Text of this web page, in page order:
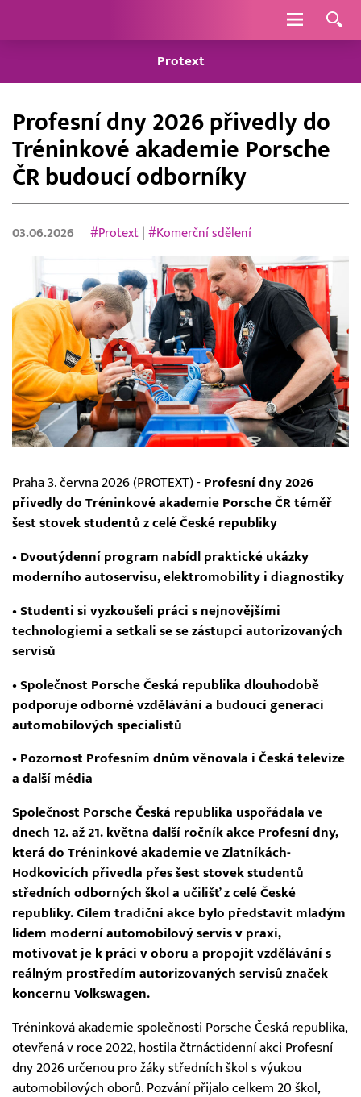
Navigace
Protext
Profesní dny 2026 přivedly do
Tréninkové akademie Porsche
ČR budoucí odborníky
03.06.2026 #Protext |#Komerční sdělení
Praha 3. června 2026 (PROTEXT) - Profesní dny 2026
přivedly do Tréninkové akademie Porsche ČR téměř
šest stovek studentů z celé České republiky
• Dvoutýdenní program nabídl praktické ukázky
moderního autoservisu, elektromobility i diagnostiky
• Studenti si vyzkoušeli práci s nejnovějšími
technologiemi a setkali se se zástupci autorizovaných
servisů
• Společnost Porsche Česká republika dlouhodobě
podporuje odborné vzdělávání a budoucí generaci
automobilových specialistů
• Pozornost Profesním dnům věnovala i Česká televize
a další média
Společnost Porsche Česká republika uspořádala ve
dnech 12. až 21. května další ročník akce Profesní dny,
která do Tréninkové akademie ve Zlatníkách-
Hodkovicích přivedla přes šest stovek studentů
středních odborných škol a učilišť z celé České
republiky. Cílem tradiční akce bylo představit mladým
lidem moderní automobilový servis v praxi,
motivovat je k práci v oboru a propojit vzdělávání s
reálným prostředím autorizovaných servisů značek
koncernu Volkswagen.
Tréninková akademie společnosti Porsche Česká republika,
otevřená v roce 2022, hostila čtrnáctidenní akci Profesní
dny 2026 určenou pro žáky středních škol s výukou
automobilových oborů. Pozvání přijalo celkem 20 škol,